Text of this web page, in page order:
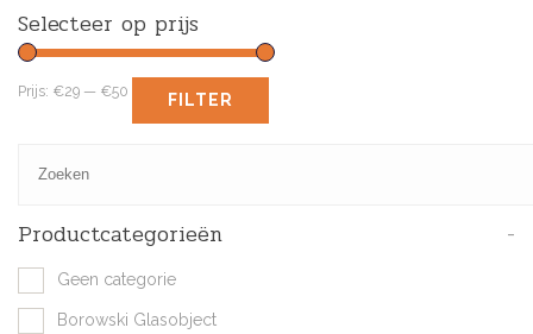
Selecteer op prijs
FILTER
Prijs: €29 — €50
Productcategorieën -
Geen categorie
Borowski Glasobject